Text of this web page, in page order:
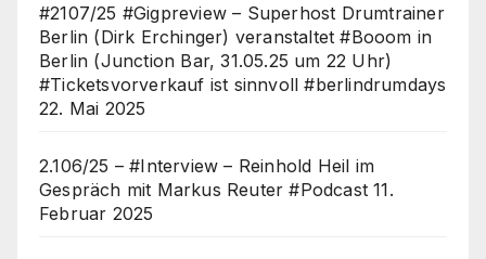
#2107/25 #Gigpreview – Superhost Drumtrainer
Berlin (Dirk Erchinger) veranstaltet #Booom in
Berlin (Junction Bar, 31.05.25 um 22 Uhr)
#Ticketsvorverkauf ist sinnvoll #berlindrumdays
22. Mai 2025
2.106/25 – #Interview – Reinhold Heil im
Gespräch mit Markus Reuter #Podcast 11.
Februar 2025